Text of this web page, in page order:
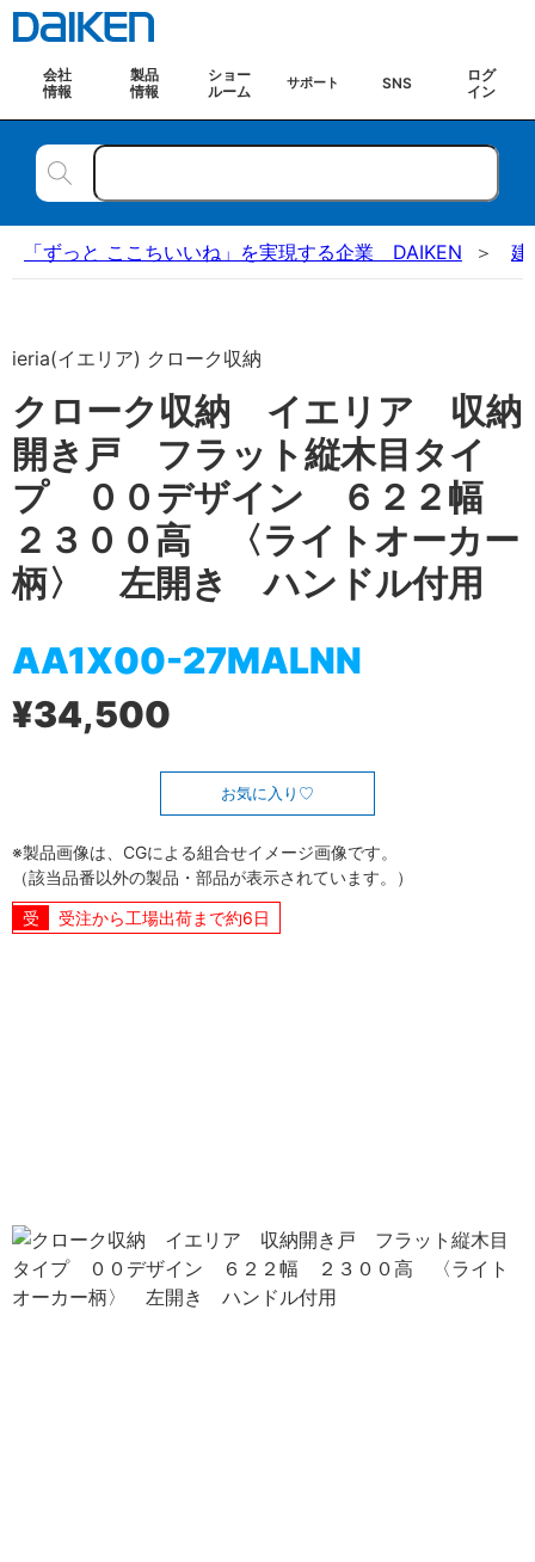
会社
情報
製品
情報
ショー
ルーム
サポート SNS
ログ
イン
「ずっと ここちいいね」を実現する企業 DAIKEN 建
ieria(イエリア) クローク収納
クローク収納 イエリア 収納
開き戸 フラット縦木目タイ
プ ００デザイン ６２２幅
２３００高 〈ライトオーカー
柄〉 左開き ハンドル付用
AA1X00-27MALNN
¥34,500
お気に入り
※製品画像は、CGによる組合せイメージ画像です。
（該当品番以外の製品・部品が表示されています。）
受注から工場出荷まで約6日